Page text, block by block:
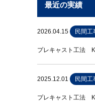
最近の実績
2026.04.15 民間工
プレキャスト工法
2025.12.01 民間工
プレキャスト工法